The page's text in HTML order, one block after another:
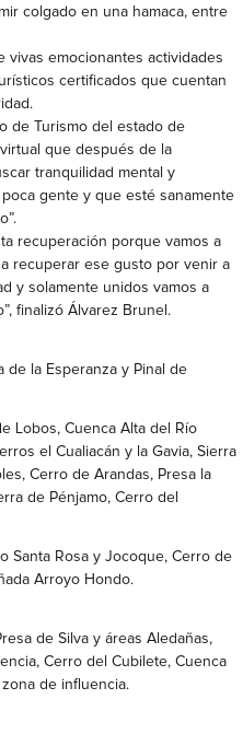
colgado en una hamaca, entre
vivas emocionantes actividades
certificados que cuentan
de Turismo del estado de
que después de la
tranquilidad mental y
gente y que esté sanamente
recuperación porque vamos a
recuperar ese gusto por venir a
y solamente unidos vamos a
finalizó Álvarez Brunel.
de la Esperanza y Pinal de
Lobos, Cuenca Alta del Río
el Cualiacán y la Gavia, Sierra
Cerro de Arandas, Presa la
de Pénjamo, Cerro del
Santa Rosa y Jocoque, Cerro de
Arroyo Hondo.
de Silva y áreas Aledañas,
Cerro del Cubilete, Cuenca
de influencia.